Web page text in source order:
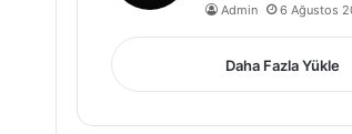
Admin 6 Ağustos
Daha Fazla Yükle